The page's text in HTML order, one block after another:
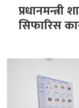
सिफारिस